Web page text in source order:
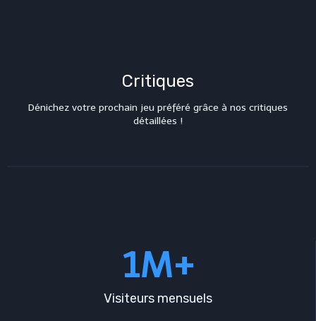
Critiques
Dénichez votre prochain jeu préféré grâce à nos critiques
détaillées !
1M+
Visiteurs mensuels